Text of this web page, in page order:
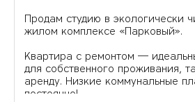
Продам студию в экологически
жилом комплексе «Парковый».
Квартира с ремонтом —
для собственного проживания,
аренду. Низкие коммунальные
постоянно!